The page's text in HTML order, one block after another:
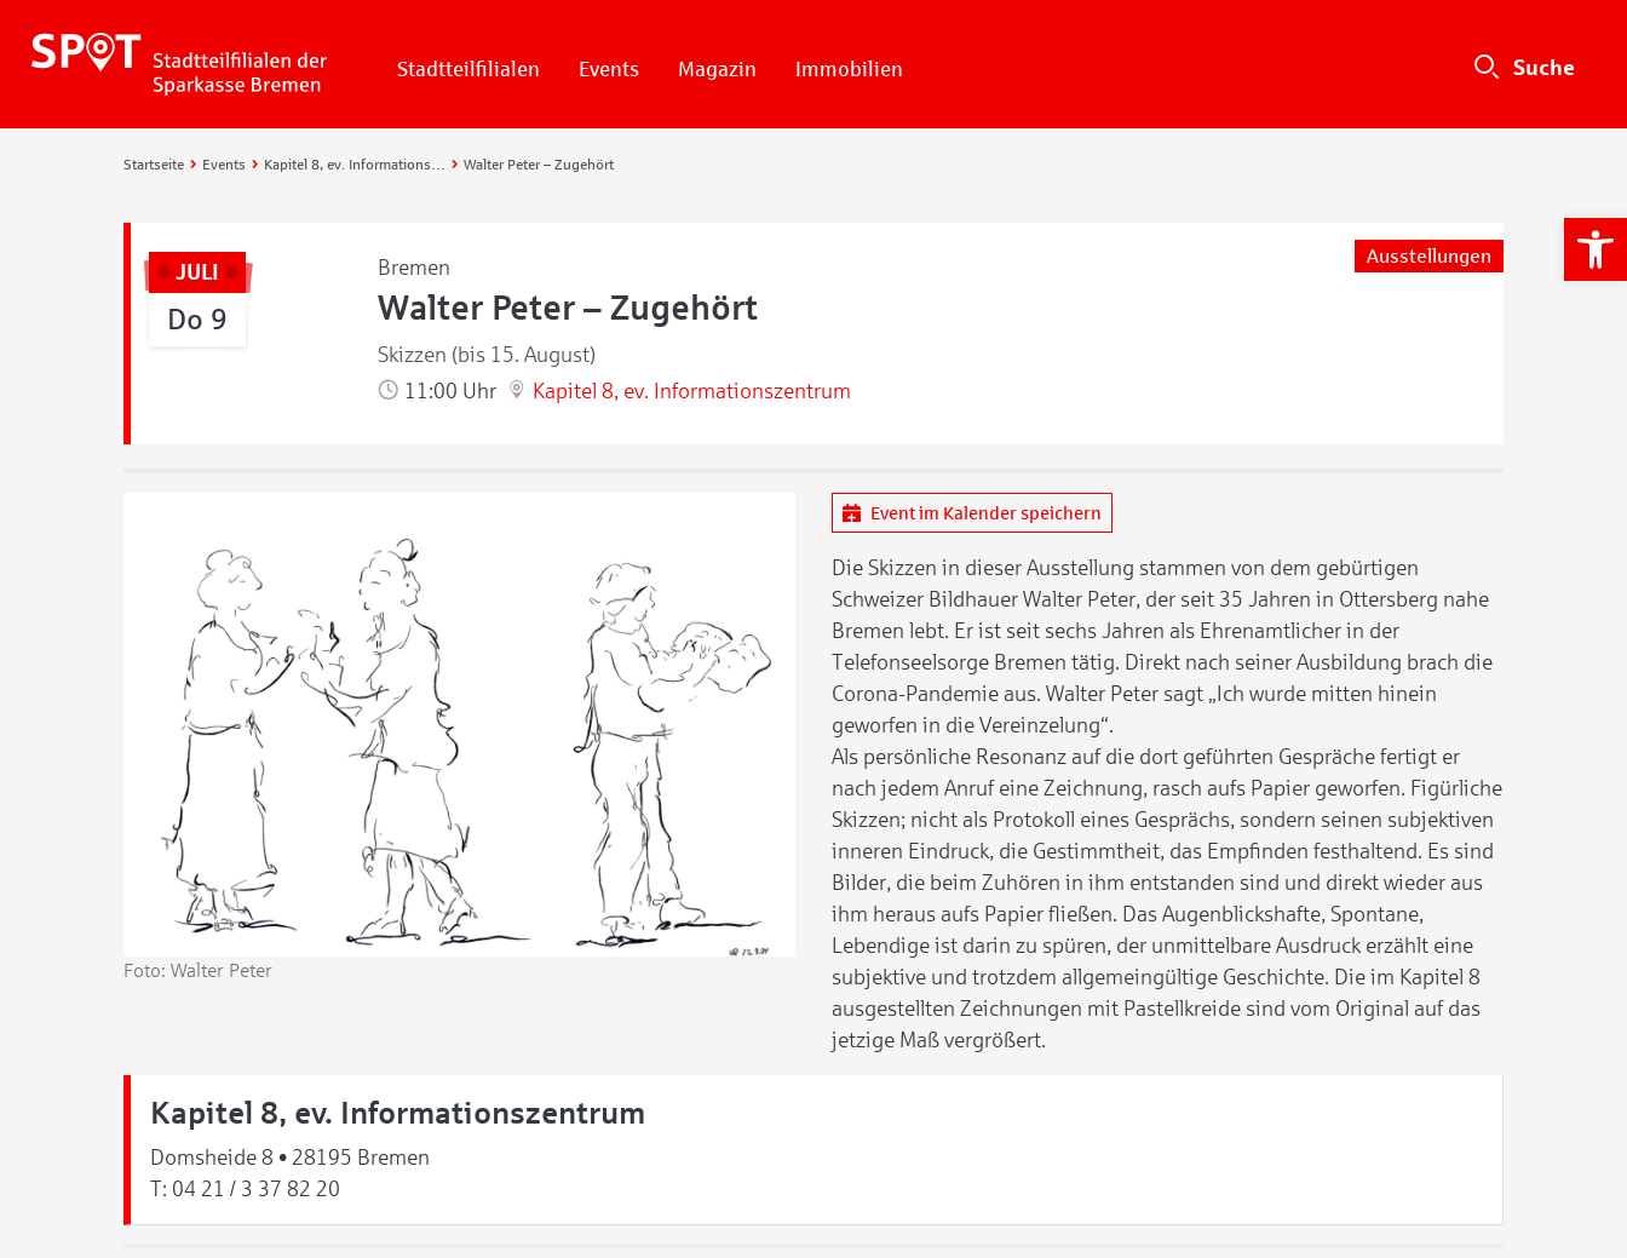
Stadtteilfilialen Events Magazin Immobilien
Startseite Events Kapitel 8, ev. Informationszentrum Walter Peter – Zugehört
JULI
Do 9
Bremen Ausstellungen
Walter Peter – Zugehört
Skizzen (bis 15. August)
11:00 Uhr
Kapitel 8, ev. Informationszentrum
Foto: Walter Peter
Event im Kalender speichern
Die Skizzen in dieser Ausstellung stammen von dem gebürtigen
Schweizer Bildhauer Walter Peter, der seit 35 Jahren in Ottersberg nahe
Bremen lebt. Er ist seit sechs Jahren als Ehrenamtlicher in der
Telefonseelsorge Bremen tätig. Direkt nach seiner Ausbildung brach die
Corona-Pandemie aus. Walter Peter sagt „Ich wurde mitten hinein
geworfen in die Vereinzelung“.
Als persönliche Resonanz auf die dort geführten Gespräche fertigt er
nach jedem Anruf eine Zeichnung, rasch aufs Papier geworfen. Figürliche
Skizzen; nicht als Protokoll eines Gesprächs, sondern seinen subjektiven
inneren Eindruck, die Gestimmtheit, das Empfinden festhaltend. Es sind
Bilder, die beim Zuhören in ihm entstanden sind und direkt wieder aus
ihm heraus aufs Papier fließen. Das Augenblickshafte, Spontane,
Lebendige ist darin zu spüren, der unmittelbare Ausdruck erzählt eine
subjektive und trotzdem allgemeingültige Geschichte. Die im Kapitel 8
ausgestellten Zeichnungen mit Pastellkreide sind vom Original auf das
jetzige Maß vergrößert.
Kapitel 8, ev. Informationszentrum
Domsheide 8 • 28195 Bremen
T: 04 21 / 3 37 82 20